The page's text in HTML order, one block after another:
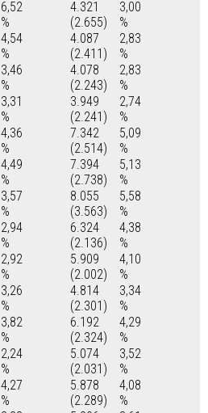
6,52
%
4.321
(2.655)
3,00
%
4,54
%
4.087
(2.411)
2,83
%
3,46
%
4.078
(2.243)
2,83
%
3,31
%
3.949
(2.241)
2,74
%
4,36
%
7.342
(2.514)
5,09
%
4,49
%
7.394
(2.738)
5,13
%
3,57
%
8.055
(3.563)
5,58
%
2,94
%
6.324
(2.136)
4,38
%
2,92
%
5.909
(2.002)
4,10
%
3,26
%
4.814
(2.301)
3,34
%
3,82
%
6.192
(2.324)
4,29
%
2,24
%
5.074
(2.031)
3,52
%
4,27
%
5.878
(2.289)
4,08
%